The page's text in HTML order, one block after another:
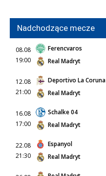
Nadchodzące mecze
08.08
19:00
Ferencvaros
Real Madryt
12.08
21:00
Deportivo La Coruna
Real Madryt
16.08
17:00
Schalke 04
Real Madryt
22.08
21:30
Espanyol
Real Madryt